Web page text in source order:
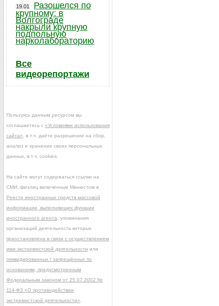
19.01
Разошелся по
крупному: в
Волгограде
накрыли крупную
подпольную
нарколабораторию
Все
видеорепортажи
Пользуясь данным ресурсом вы
соглашаетесь с «Условиями использования
сайта» , в т.ч. даёте разрешение на сбор,
анализ и хранение своих персональных
данных, в т.ч. cookies.
На сайте могут содержаться ссылки на
СМИ, физлиц включённые Минюстом в
Реестр иностранных средств массовой
информации, выполняющих функции
иностранного агента , упоминания
организаций деятельность которых
приостановлена в связи с осуществлением
ими экстремистской деятельности или
ликвидированных / запрещённых по
основаниям, предусмотренным
Федеральным законом от 25.07.2002 №
114-ФЗ «О противодействии
экстремистской деятельности»